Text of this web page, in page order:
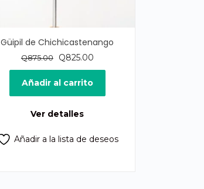
Güipil de Chichicastenango
Q875.00
El
precio
original
era:
Q825.00El
precio
actual
es:
Añadir al carrito
Ver detalles
Añadir a la lista de deseos